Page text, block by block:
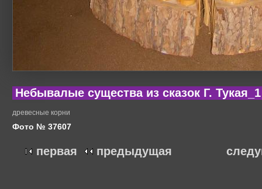
Небывалые существа из сказок Г. Тукая_1
древесные корни
Фото № 37607
первая предыдущая